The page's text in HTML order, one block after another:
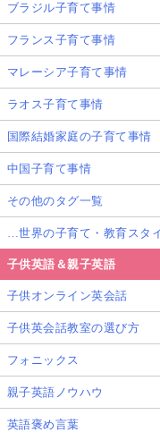
初めてのアルバイト
と」の意味や、社会
こうした経験を子ど
ウェーデンでは自治
場を提供しています。
にとっても保護者に
さらに、サマージョ
源にとどまらず、そ
ともあります。
このように、
れるのも、サマージ
ブラジル子育て事情
フランス子育て事情
マレーシア子育て事情
ラオス子育て事情
国際結婚家庭の子育て事情
中国子育て事情
その他のタグ一覧
…世界の子育て・教育スタ
子供英語＆親子英語
子供オンライン英会話
子供英会話教室の選び方
フォニックス
親子英語ノウハウ
英語褒め言葉